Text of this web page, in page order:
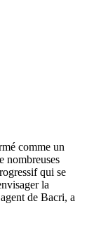
comme un
nombreuses
qui se
la
de Bacri, a